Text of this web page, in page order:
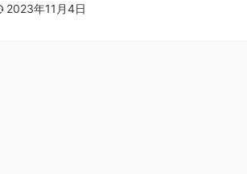
2023年11月4日